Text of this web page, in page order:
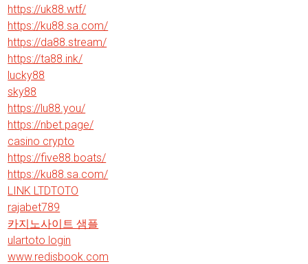
https://uk88.wtf/
https://ku88.sa.com/
https://da88.stream/
https://ta88.ink/
lucky88
sky88
https://lu88.you/
https://nbet.page/
casino crypto
https://five88.boats/
https://ku88.sa.com/
LINK LTDTOTO
rajabet789
카지노사이트 샘플
ulartoto login
www.redisbook.com